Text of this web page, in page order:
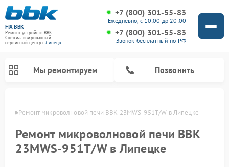
FIX-BBK
Ремонт устройств BBK
Специализированный
cервисный центр г.Липецк
+7 (800) 301-55-83
Ежедневно, с 10:00 до 20:00
+7 (800) 301-55-83
Звонок бесплатный по РФ
Мы ремонтируем Позвонить
Ремонт микроволновой печи BBK 23MWS-951T/W в Липецке
Ремонт микроволновой печи BBK
23MWS-951T/W в Липецке